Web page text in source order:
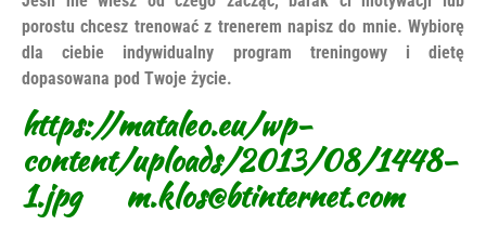
porostu chcesz trenować z trenerem napisz do mnie. Wybiorę
dla ciebie indywidualny program treningowy i dietę
dopasowana pod Twoje życie.
https://mataleo.eu/wp-
content/uploads/2013/08/1448-
1.jpg m.klos@btinternet.com